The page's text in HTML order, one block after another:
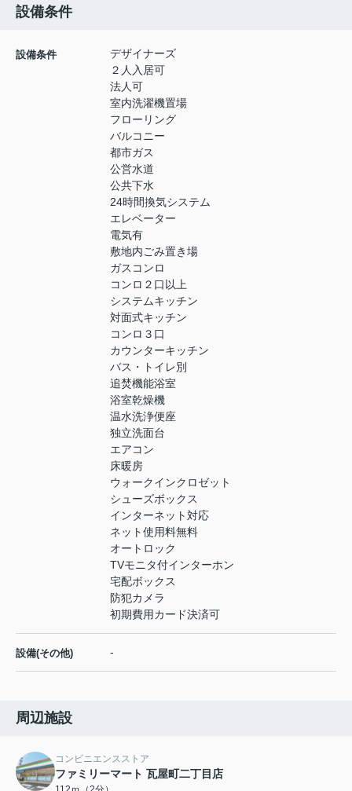
設備条件
設備条件
デザイナーズ
２人入居可
法人可
室内洗濯機置場
フローリング
バルコニー
都市ガス
公営水道
公共下水
24時間換気システム
エレベーター
電気有
敷地内ごみ置き場
ガスコンロ
コンロ２口以上
システムキッチン
対面式キッチン
コンロ３口
カウンターキッチン
バス・トイレ別
追焚機能浴室
浴室乾燥機
温水洗浄便座
独立洗面台
エアコン
床暖房
ウォークインクロゼット
シューズボックス
インターネット対応
ネット使用料無料
オートロック
TVモニタ付インターホン
宅配ボックス
防犯カメラ
初期費用カード決済可
設備(その他) -
周辺施設
コンビニエンスストア
ファミリーマート 瓦屋町二丁目店